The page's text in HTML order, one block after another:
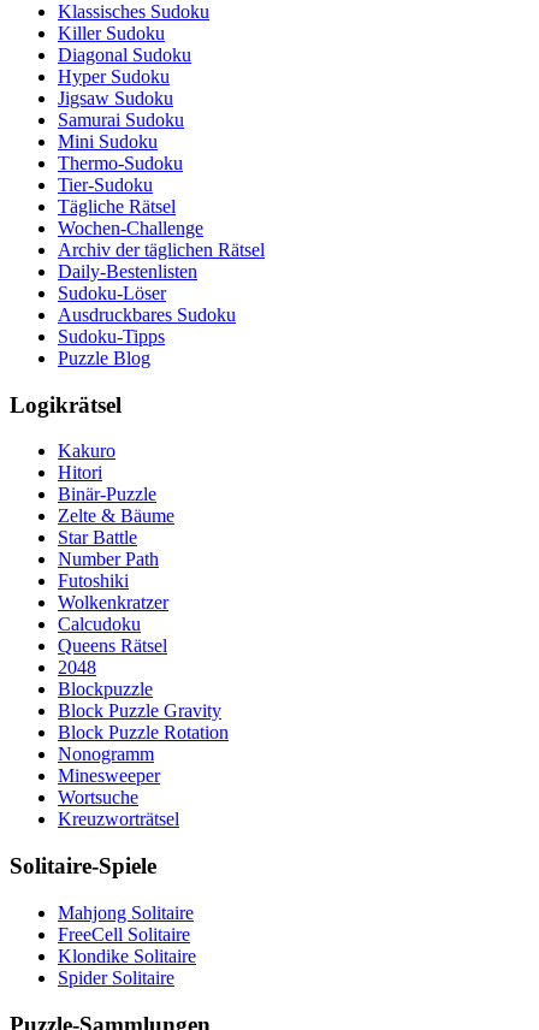
Klassisches Sudoku
Killer Sudoku
Diagonal Sudoku
Hyper Sudoku
Jigsaw Sudoku
Samurai Sudoku
Mini Sudoku
Thermo-Sudoku
Tier-Sudoku
Tägliche Rätsel
Wochen-Challenge
Archiv der täglichen Rätsel
Daily-Bestenlisten
Sudoku-Löser
Ausdruckbares Sudoku
Sudoku-Tipps
Puzzle Blog
Logikrätsel
Kakuro
Hitori
Binär-Puzzle
Zelte & Bäume
Star Battle
Number Path
Futoshiki
Wolkenkratzer
Calcudoku
Queens Rätsel
2048
Blockpuzzle
Block Puzzle Gravity
Block Puzzle Rotation
Nonogramm
Minesweeper
Wortsuche
Kreuzworträtsel
Solitaire-Spiele
Mahjong Solitaire
FreeCell Solitaire
Klondike Solitaire
Spider Solitaire
Puzzle-Sammlungen